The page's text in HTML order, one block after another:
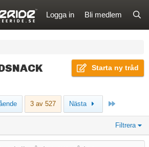
Logga in Bli medlem
Starta ny tråd
3 av 527 Nästa
Filtrera